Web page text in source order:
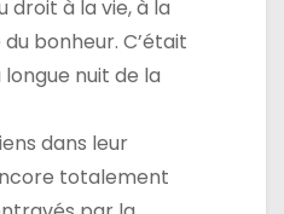
droit à la vie, à la
bonheur. C’était
longue nuit de la
dans leur
totalement